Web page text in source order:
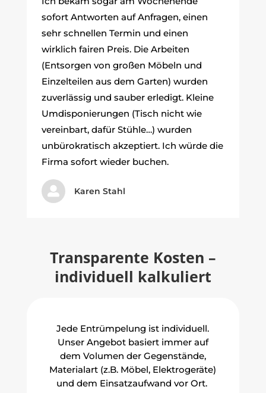
sofort Antworten auf Anfragen, einen
sehr schnellen Termin und einen
wirklich fairen Preis. Die Arbeiten
(Entsorgen von großen Möbeln und
Einzelteilen aus dem Garten) wurden
zuverlässig und sauber erledigt. Kleine
Umdisponierungen (Tisch nicht wie
vereinbart, dafür Stühle…) wurden
unbürokratisch akzeptiert. Ich würde die
Firma sofort wieder buchen.
 Karen Stahl
Transparente Kosten –
individuell kalkuliert
Jede Entrümpelung ist individuell.
Unser Angebot basiert immer auf
dem Volumen der Gegenstände,
Materialart (z.B. Möbel, Elektrogeräte)
und dem Einsatzaufwand vor Ort.